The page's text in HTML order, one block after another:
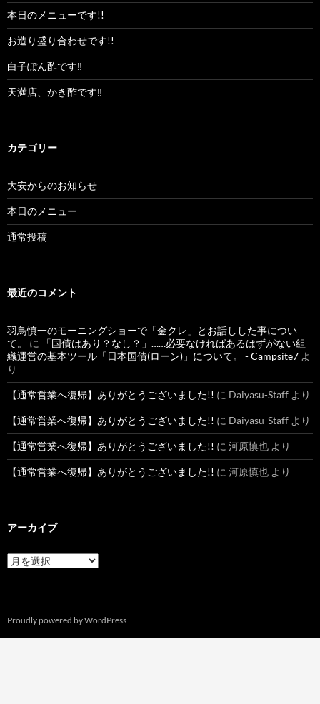
本日のメニューです!!
お造り盛り合わせです!!
白子ぽん酢です‼︎
天満店、かき酢です‼︎
カテゴリー
大安からのお知らせ
本日のメニュー
通常投稿
最近のコメント
羽鳥慎一のモーニングショーで「金クレ」とお話しした事につい
て。
に
「国債はあり？なし？」……必要なければあるはずがない組
織運営の基本ツール「日本国債(ローン)」について。 - Campsite7 よ
り
【通常営業へ復帰】ありがとうございました!! に Daiyasu-Staff より
【通常営業へ復帰】ありがとうございました!! に Daiyasu-Staff より
【通常営業へ復帰】ありがとうございました!! に 河原慎也 より
【通常営業へ復帰】ありがとうございました!! に 河原慎也 より
アーカイブ
ア
ー
Proudly powered by WordPress